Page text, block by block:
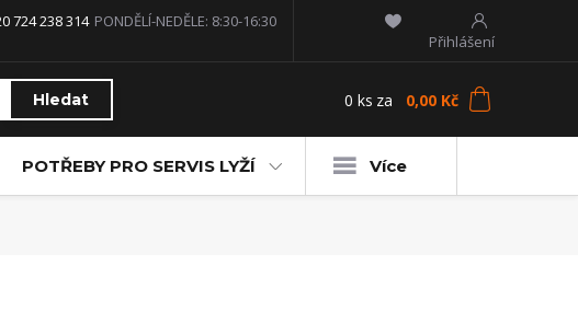
Přihlášení
Hledat
724 238 314 PONDĚLÍ-NEDĚLE: 8:30-16:30
0 ks za 0,00 Kč
POTŘEBY PRO SERVIS LYŽÍ Více